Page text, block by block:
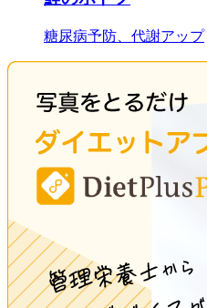
糖尿病予防、代謝アップ